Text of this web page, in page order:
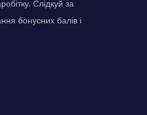
Слідкуй за
бонусних балів і